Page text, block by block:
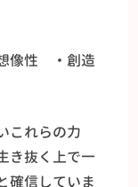
像性 ・創造
これらの力
抜く上で一
確信していま